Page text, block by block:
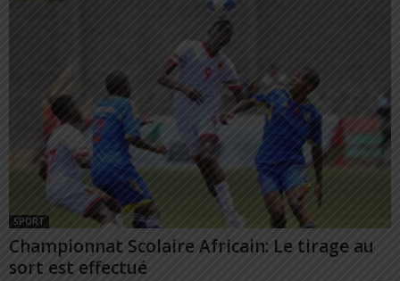
SPORT
Championnat Scolaire Africain: Le tirage au
sort est effectué